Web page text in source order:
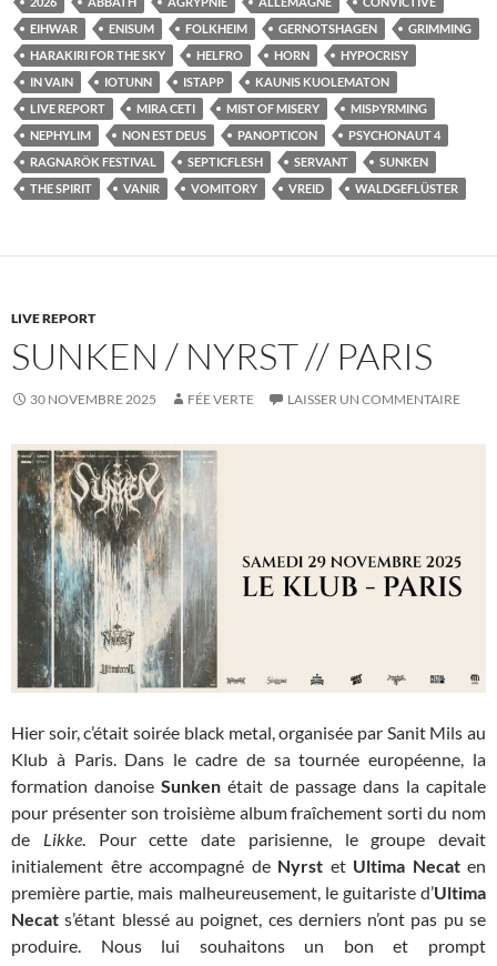
EIHWAR
ENISUM FOLKHEIM GERNOTSHAGEN
GRIMMING
HARAKIRI FOR THE SKY
HELFRO HORN
HYPOCRISY
IN VAIN
IOTUNN ISTAPP
KAUNIS KUOLEMATON
LIVE REPORT
MIRA CETI MIST OF MISERY
MISÞYRMING
NEPHYLIM
NON EST DEUS PANOPTICON
PSYCHONAUT 4
RAGNARÖK FESTIVAL
SEPTICFLESH SERVANT
SUNKEN
THE SPIRIT
VANIR VOMITORY VREID WALDGEFLÜSTER
LIVE REPORT
SUNKEN / NYRST // PARIS
30 NOVEMBRE 2025 FÉE VERTE LAISSER UN COMMENTAIRE
Hier soir, c’était soirée black metal, organisée par Sanit Mils au
Klub à Paris. Dans le cadre de sa tournée européenne, la
formation danoise Sunken était de passage dans la capitale
pour présenter son troisième album fraîchement sorti du nom
de Likke. Pour cette date parisienne, le groupe devait
initialement être accompagné de Nyrst et Ultima Necaten
première partie, mais malheureusement, le guitariste d’Ultima
Necat s’étant blessé au poignet, ces derniers n’ont pas pu se
produire. Nous lui souhaitons un bon et prompt